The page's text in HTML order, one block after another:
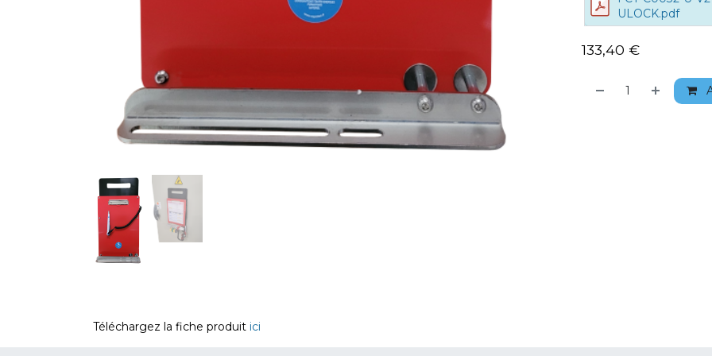
ULOCK.pdf
133,40 €
Téléchargez la fiche produit ici